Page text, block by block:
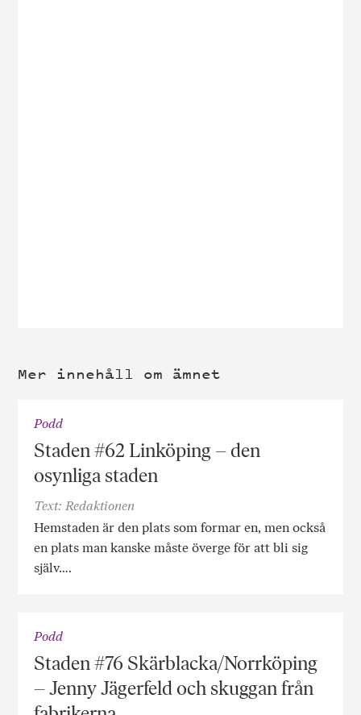
Mer innehåll om ämnet
Podd
Staden #62 Linköping – den
osynliga staden
Text: Redaktionen
Hemstaden är den plats som formar en, men också
en plats man kanske måste överge för att bli sig
själv….
Podd
Staden #76 Skärblacka/Norrköping
– Jenny Jägerfeld och skuggan från